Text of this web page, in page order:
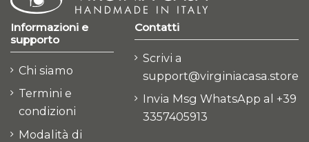
Informazioni e
supporto
Chi siamo
Termini e
condizioni
Modalità di
Contatti
Scrivi a
support@virginiacasa.store
Invia Msg WhatsApp al +39
3357405913